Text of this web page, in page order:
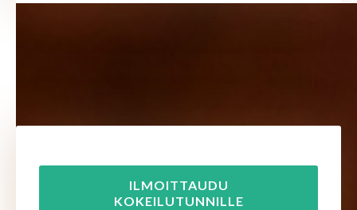
ILMOITTAUDU
KOKEILUTUNNILLE